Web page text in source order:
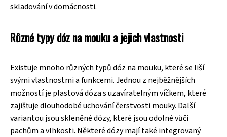
skladování v domácnosti.
Různé typy dóz na mouku a jejich vlastnosti
Existuje mnoho různých typů dóz na mouku, které se liší
svými vlastnostmi a funkcemi. Jednou z nejběžnějších
možností je plastová dóza s uzavíratelným víčkem, které
zajišťuje dlouhodobé uchování čerstvosti mouky. Další
variantou jsou skleněné dózy, které jsou odolné vůči
pachům a vlhkosti. Některé dózy mají také integrovaný